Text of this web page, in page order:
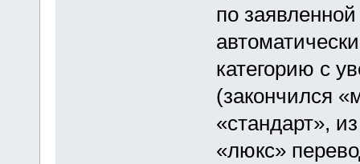
по заявленной
категорию с
(закончился
«стандарт»,
«люкс»